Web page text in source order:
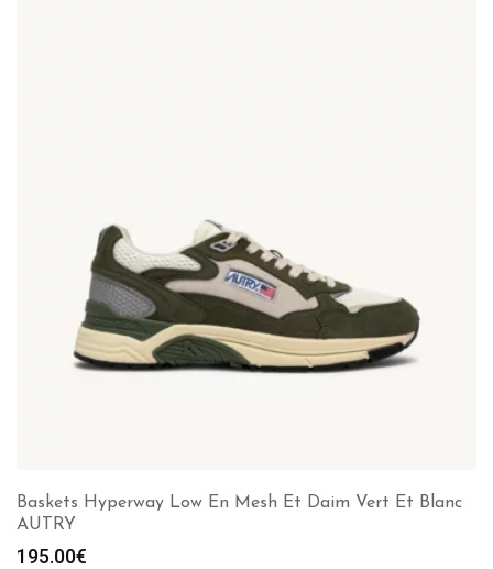
Baskets Hyperway Low En Mesh Et Daim Vert Et Blanc
AUTRY
195.00€